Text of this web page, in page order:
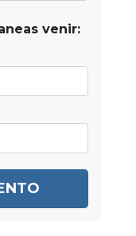
venir: